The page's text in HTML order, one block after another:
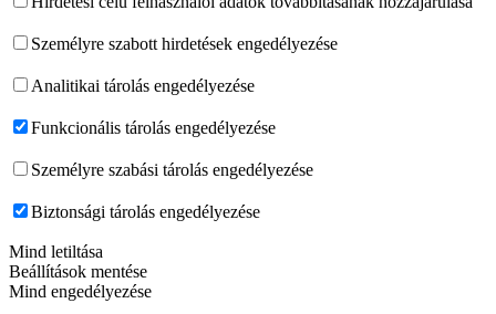
Személyre szabott hirdetések engedélyezése
Analitikai tárolás engedélyezése
Funkcionális tárolás engedélyezése
Személyre szabási tárolás engedélyezése
Biztonsági tárolás engedélyezése
Mind letiltása
Beállítások mentése
Mind engedélyezése